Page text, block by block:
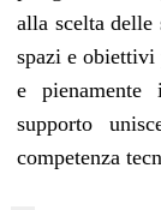
alla scelta delle
spazi e
e
supporto
competenza